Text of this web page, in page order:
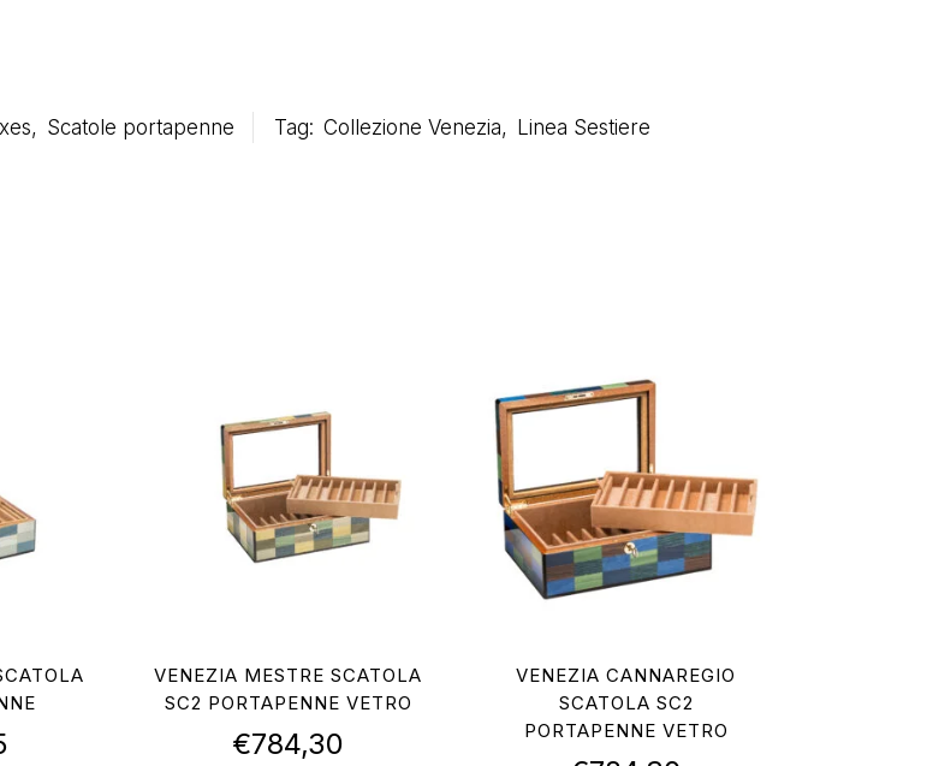
, Scatole portapenne Tag: Collezione Venezia, Linea Sestiere
VENEZIA MESTRE SCATOLA
SC2 PORTAPENNE VETRO
€784,30
VENEZIA CANNAREGIO
SCATOLA SC2
PORTAPENNE VETRO